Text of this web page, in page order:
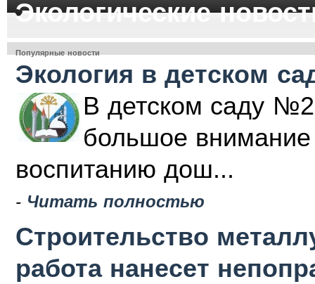
Экологические
Популярные новости
Экология в детском
В детском саду
большое внимание
воспитанию дош...
- Читать полностью
Строительство
работа нанесет